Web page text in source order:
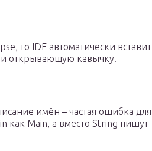
то IDE автоматически вставит
открывающую кавычку.
имён – частая ошибка для
как Main, а вместо String пишут